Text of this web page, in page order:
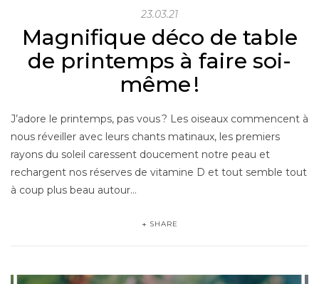
23.03.21
Magnifique déco de table
de printemps à faire soi-
même !
J’adore le printemps, pas vous ? Les oiseaux commencent à
nous réveiller avec leurs chants matinaux, les premiers
rayons du soleil caressent doucement notre peau et
rechargent nos réserves de vitamine D et tout semble tout
à coup plus beau autour…
SHARE